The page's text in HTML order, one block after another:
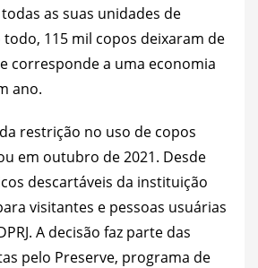
as suas unidades de
115 mil copos deixaram de
corresponde a uma economia
ano.
restrição no uso de copos
em outubro de 2021. Desde
descartáveis da instituição
visitantes e pessoas usuárias
A decisão faz parte das
pelo Preserve, programa de